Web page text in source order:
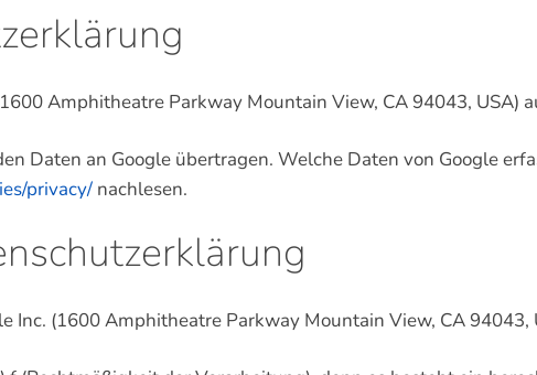
Amphitheatre Parkway Mountain View, CA 94043, USA)
Daten an Google übertragen. Welche Daten von Google
privacy/ nachlesen.
Inc. (1600 Amphitheatre Parkway Mountain View, CA 94043,